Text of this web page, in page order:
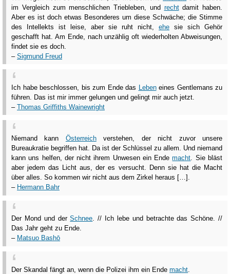
im Vergleich zum menschlichen Triebleben, und rechtdamit haben.
Aber es ist doch etwas Besonderes um diese Schwäche; die Stimme
des Intellekts ist leise, aber sie ruht nicht, ehe sie sich Gehör
geschafft hat. Am Ende, nach unzählig oft wiederholten Abweisungen,
findet sie es doch.
– Sigmund Freud
Ich habe beschlossen, bis zum Ende das Lebeneines Gentlemans zu
führen. Das ist mir immer gelungen und gelingt mir auch jetzt.
– Thomas Griffiths Wainewright
Niemand kann Österreichverstehen, der nicht zuvor unsere
Bureaukratie begriffen hat. Da ist der Schlüssel zu allem. Und niemand
kann uns helfen, der nicht ihrem Unwesen ein Endemacht. Sie bläst
aber jedem das Licht aus, der es versucht. Denn sie hat die Macht
über alles. So kommen wir nicht aus dem Zirkel heraus […].
– Hermann Bahr
Der Mond und derSchnee. // Ich lebe und betrachte das Schöne. //
Das Jahr geht zu Ende.
– Matsuo Bashō
Der Skandal fängt an, wenn die Polizei ihm ein Ende macht